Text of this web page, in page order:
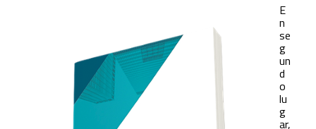
E
n
se
g
un
d
o
lu
g
ar,